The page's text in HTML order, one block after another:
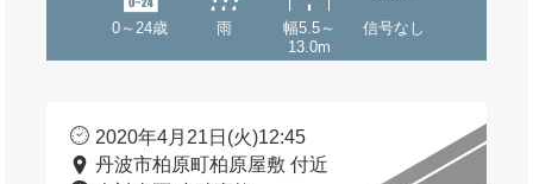
0～24歳 雨
幅5.5～
13.0m
信号なし
2020年4月21日(火)12:45
丹波市柏原町柏原屋敷 付近